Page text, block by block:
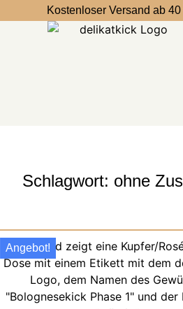
Kostenloser Versand ab 40
Schlagwort: ohne
Angebot!